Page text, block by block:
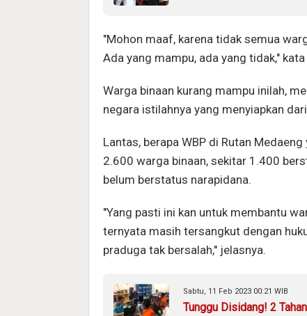
"Mohon maaf, karena tidak semua
Ada yang mampu, ada yang tidak,"
Warga binaan kurang mampu inilah,
negara istilahnya yang menyiapkan
Lantas, berapa WBP di Rutan
2.600 warga binaan, sekitar 1.400
belum berstatus narapidana.
"Yang pasti ini kan untuk membantu
ternyata masih tersangkut dengan
praduga tak bersalah," jelasnya.
Sabtu, 11 Feb 2023 00:21 WIB
Tunggu Disidang! 2